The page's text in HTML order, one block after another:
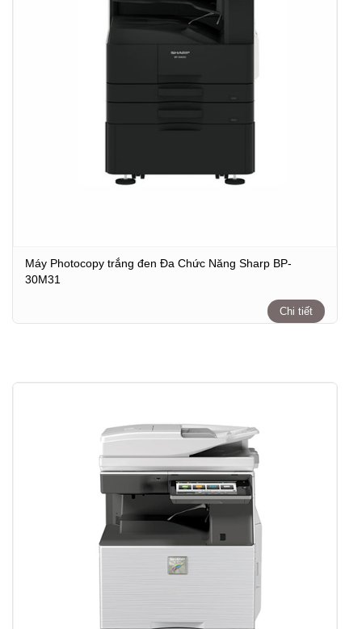
Máy Photocopy trắng đen Đa Chức Năng Sharp BP-
30M31
Chi tiết